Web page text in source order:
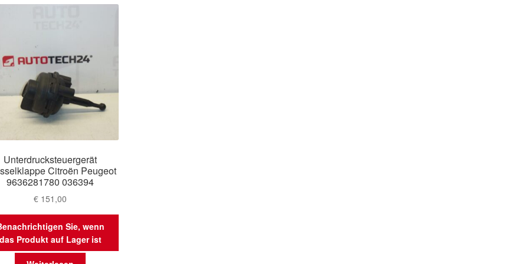
Unterdrucksteuergerät
Citroën Peugeot
9636281780 036394
€ 151,00
Sie, wenn
Produkt auf Lager ist